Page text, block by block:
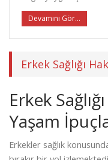
Devamını Gör...
Erkek Sağlığı
Erkek
Yaşam
Erkekler sağlık